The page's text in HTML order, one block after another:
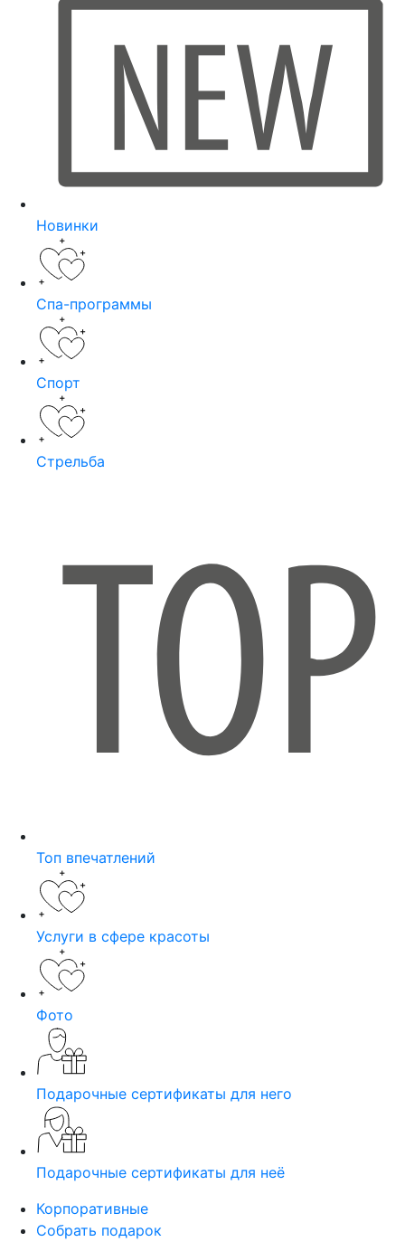
Новинки
Спа-программы
Спорт
Стрельба
Топ впечатлений
Услуги в сфере красоты
Фото
Подарочные сертификаты для него
Подарочные сертификаты для неё
Корпоративные
Собрать подарок